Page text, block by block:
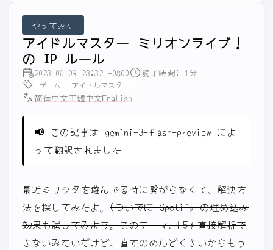
やってみた
アイドルマスター ミリオンライブ！
の IP ルール
2023-06-09 23:32 +0800 読了時間: 1分
ゲーム アイドルマスター
简体中文正體中文English
📢この記事は gemini-3-flash-preview によ
って翻訳されました
最近ミリシタを遊んでる時に繋がらなくて、解決方
法を探してみたよ。 (ついでに Spotify の埋め込み
効果も試してみよう。このテーマ、H5を直接解析で
きないみたいだけど、直すのめんどくさいからもう